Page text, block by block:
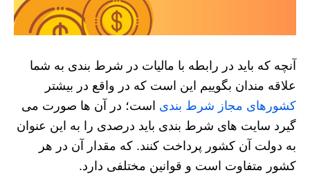
آنچه که باید در رابطه با مالیات در شرط بندی به شما
علاقه مندان بگوییم این است که در واقع در بیشتر
کشورهای مجاز شرط بندی است؛ در آن ها صورت می
گیرد سایت های شرط بندی باید درصدی را به این عنوان
به دولت آن کشور پرداخت کنند. که مقدار آن در هر
کشور متفاوت است و قوانین مختلفی دارد.